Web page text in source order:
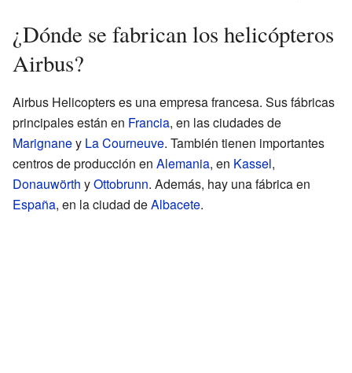
¿Dónde se fabrican los helicópteros
Airbus?
Airbus Helicopters es una empresa francesa. Sus fábricas
principales están en Francia, en las ciudades de
Marignaney La Courneuve. También tienen importantes
centros de producción en Alemania, en Kassel,
Donauwörth yOttobrunn. Además, hay una fábrica en
España, en la ciudad deAlbacete.